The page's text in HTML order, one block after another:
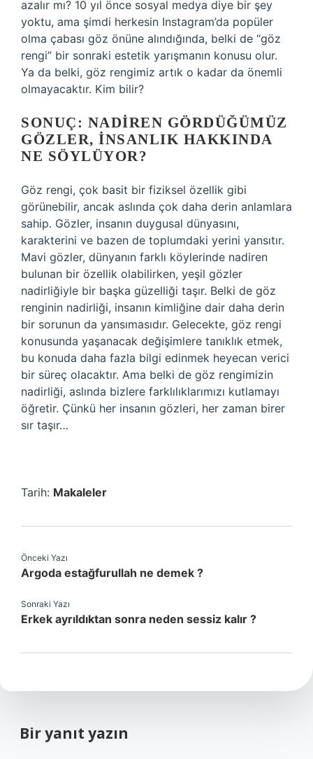
azalır mı? 10 yıl önce sosyal medya diye bir şey
yoktu, ama şimdi herkesin Instagram’da popüler
olma çabası göz önüne alındığında, belki de “göz
rengi” bir sonraki estetik yarışmanın konusu olur.
Ya da belki, göz rengimiz artık o kadar da önemli
olmayacaktır. Kim bilir?
SONUÇ: NADIREN GÖRDÜĞÜMÜZ
GÖZLER, İNSANLIK HAKKINDA
NE SÖYLÜYOR?
Göz rengi, çok basit bir fiziksel özellik gibi
görünebilir, ancak aslında çok daha derin anlamlara
sahip. Gözler, insanın duygusal dünyasını,
karakterini ve bazen de toplumdaki yerini yansıtır.
Mavi gözler, dünyanın farklı köylerinde nadiren
bulunan bir özellik olabilirken, yeşil gözler
nadirliğiyle bir başka güzelliği taşır. Belki de göz
renginin nadirliği, insanın kimliğine dair daha derin
bir sorunun da yansımasıdır. Gelecekte, göz rengi
konusunda yaşanacak değişimlere tanıklık etmek,
bu konuda daha fazla bilgi edinmek heyecan verici
bir süreç olacaktır. Ama belki de göz rengimizin
nadirliği, aslında bizlere farklılıklarımızı kutlamayı
öğretir. Çünkü her insanın gözleri, her zaman birer
sır taşır…
Tarih: Makaleler
Önceki Yazı
Argoda estağfurullah ne demek ?
Sonraki Yazı
Erkek ayrıldıktan sonra neden sessiz kalır ?
Bir yanıt yazın